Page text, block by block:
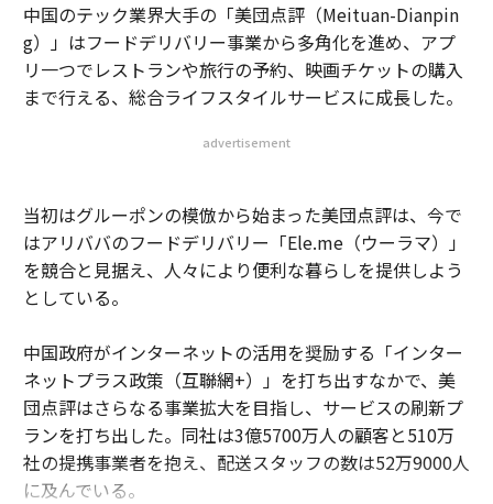
中国のテック業界大手の「美団点評（Meituan-Dianpin
g）」はフードデリバリー事業から多角化を進め、アプ
リ一つでレストランや旅行の予約、映画チケットの購入
まで行える、総合ライフスタイルサービスに成長した。
advertisement
当初はグルーポンの模倣から始まった美団点評は、今で
はアリババのフードデリバリー「Ele.me（ウーラマ）」
を競合と見据え、人々により便利な暮らしを提供しよう
としている。
中国政府がインターネットの活用を奨励する「インター
ネットプラス政策（互聯網+）」を打ち出すなかで、美
団点評はさらなる事業拡大を目指し、サービスの刷新プ
ランを打ち出した。同社は3億5700万人の顧客と510万
社の提携事業者を抱え、配送スタッフの数は52万9000人
に及んでいる。